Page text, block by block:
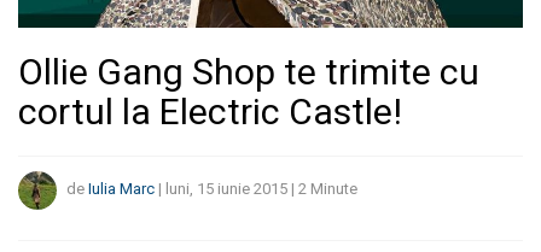
Ollie Gang Shop te trimite cu
cortul la Electric Castle!
de Iulia Marc | luni, 15 iunie 2015 | 2 Minute